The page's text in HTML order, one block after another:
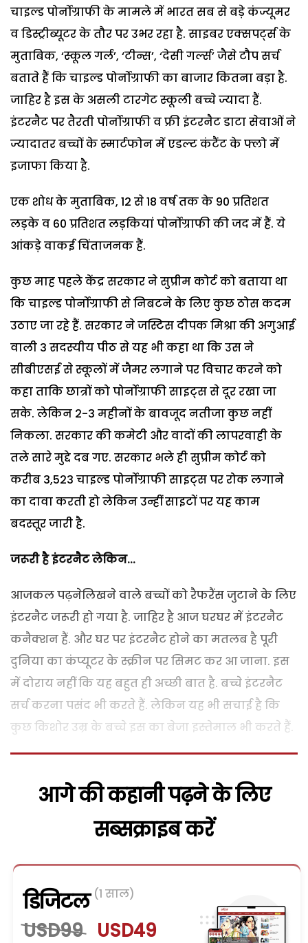
चाइल्ड पोर्नोग्राफी के मामले में भारत सब से बड़े कंज्यूमर
व डिस्ट्रीब्यूटर के तौर पर उभर रहा है. साइबर एक्सपर्ट्स के
मुताबिक, ‘स्कूल गर्ल’, ‘टीन्स’, ‘देसी गर्ल्स’ जैसे टौप सर्च
बताते हैं कि चाइल्ड पोर्नोग्राफी का बाजार कितना बड़ा है.
जाहिर है इस के असली टारगेट स्कूली बच्चे ज्यादा हैं.
इंटरनैट पर तैरती पोर्नोग्राफी व फ्री इंटरनैट डाटा सेवाओं ने
ज्यादातर बच्चों के स्मार्टफोन में एडल्ट कंटैंट के फ्लो में
इजाफा किया है.
एक शोध के मुताबिक, 12 से 18 वर्ष तक के 90 प्रतिशत
लड़के व 60 प्रतिशत लड़कियां पोर्नोग्राफी की जद में हैं. ये
आंकड़े वाकई चिंताजनक हैं.
कुछ माह पहले केंद्र सरकार ने सुप्रीम कोर्ट को बताया था
कि चाइल्ड पोर्नोग्राफी से निबटने के लिए कुछ ठोस कदम
उठाए जा रहे हैं. सरकार ने जस्टिस दीपक मिश्रा की अगुआई
वाली 3 सदस्यीय पीठ से यह भी कहा था कि उस ने
सीबीएसई से स्कूलों में जैमर लगाने पर विचार करने को
कहा ताकि छात्रों को पोर्नोग्राफी साइट्स से दूर रखा जा
सके. लेकिन 2-3 महीनों के बावजूद नतीजा कुछ नहीं
निकला. सरकार की कमेटी और वादों की लापरवाही के
तले सारे मुद्दे दब गए. सरकार भले ही सुप्रीम कोर्ट को
करीब 3,523 चाइल्ड पोर्नोग्राफी साइट्स पर रोक लगाने
का दावा करती हो लेकिन उन्हीं साइटों पर यह काम
बदस्तूर जारी है.
जरूरी है इंटरनैट लेकिन...
आजकल पढ़नेलिखने वाले बच्चों को रैफरैंस जुटाने के लिए
इंटरनैट जरूरी हो गया है. जाहिर है आज घरघर में इंटरनैट
कनैक्शन हैं. और घर पर इंटरनैट होने का मतलब है पूरी
दुनिया का कंप्यूटर के स्क्रीन पर सिमट कर आ जाना. इस
में दोराय नहीं कि यह बहुत ही अच्छी बात है. बच्चे इंटरनैट
सर्च करना पसंद भी करते हैं. लेकिन यह भी सचाई है कि
कुछ किशोर उम्र के बच्चे इस का बेजा इस्तेमाल भी करते हैं.
आगे की कहानी पढ़ने के लिए
सब्सक्राइब करें
डिजिटल (1 साल)
USD99 USD49